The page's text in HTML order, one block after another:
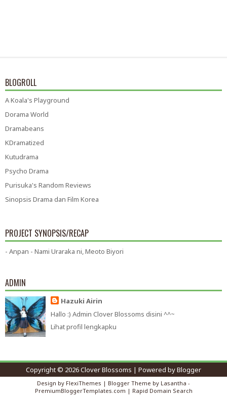
BLOGROLL
A Koala's Playground
Dorama World
Dramabeans
KDramatized
Kutudrama
Psycho Drama
Purisuka's Random Reviews
Sinopsis Drama dan Film Korea
PROJECT SYNOPSIS/RECAP
- Anpan - Nami Uraraka ni, Meoto Biyori
ADMIN
Hazuki Airin
Hallo :) Admin Clover Blossoms disini ^^~
Lihat profil lengkapku
Copyright © 2026Clover Blossoms | Powered byBlogger
Design by FlexiThemes | Blogger Theme by Lasantha -
PremiumBloggerTemplates.com | Rapid Domain Search